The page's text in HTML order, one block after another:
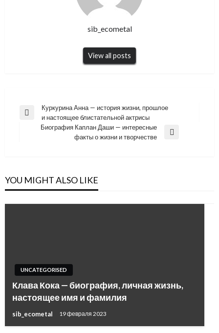
sib_ecometal
View all posts
Навигация
Previous
Куркурина Анна — история жизни, прошлое
и настоящее блистательной актрисы
Биография Каплан Даши — интересные
факты о жизни и творчестве
YOU MIGHT ALSO LIKE
UNCATEGORISED
Клава Кока — биография, личная жизнь,
настоящее имя и фамилия
sib_ecometal 19 февраля 2023